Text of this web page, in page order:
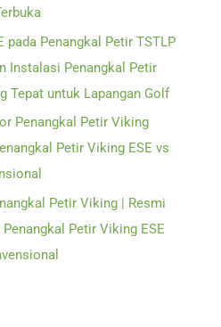
pada Penangkal Petir TSTLP
Instalasi Penangkal Petir
Tepat untuk Lapangan Golf
Penangkal Petir Viking
Petir Viking ESE vs
Petir Viking | Resmi
Penangkal Petir Viking ESE